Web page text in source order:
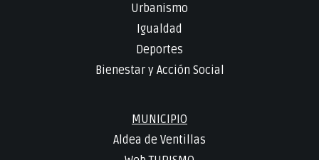
Urbanismo
Igualdad
Deportes
Bienestar y Acción Social
MUNICIPIO
Aldea de Ventillas